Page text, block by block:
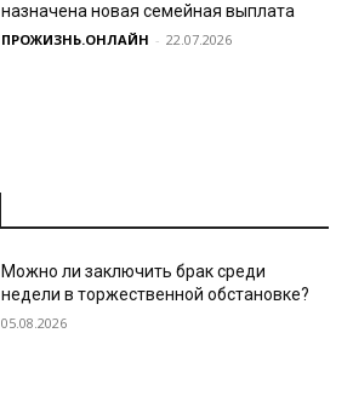
назначена новая семейная выплата
ПРОЖИЗНЬ.ОНЛАЙН - 22.07.2026
Можно ли заключить брак среди
недели в торжественной обстановке?
05.08.2026